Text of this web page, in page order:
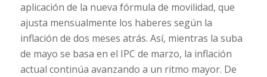
aplicación de la nueva fórmula de movilidad, que
ajusta mensualmente los haberes según la
inflación de dos meses atrás. Así, mientras la suba
de mayo se basa en el IPC de marzo, la inflación
actual continúa avanzando a un ritmo mayor. De